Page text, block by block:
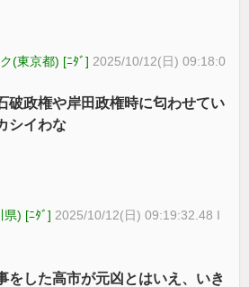
(東京都) [ﾆﾀﾞ] 2025/10/12(日) 09:18:0
破政権や岸田政権時に匂わせてい
シイわな
) [ﾆﾀﾞ] 2025/10/12(日) 09:19:32.48 I
をした高市が元凶とはいえ、いき